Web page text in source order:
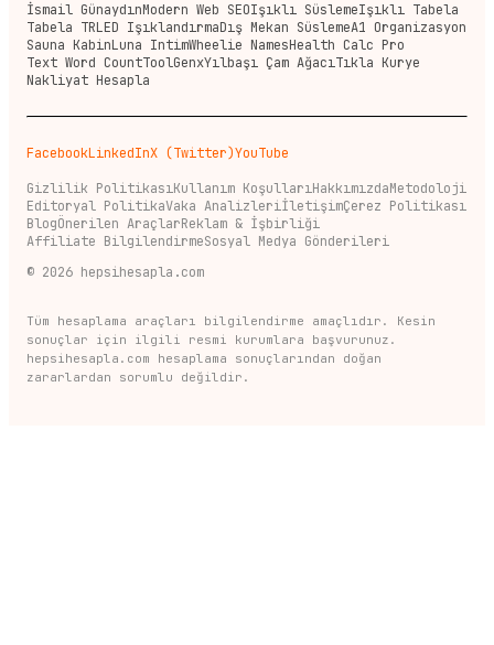
İsmail GünaydınModern Web SEOIşıklı SüslemeIşıklı Tabela
Tabela TRLED IşıklandırmaDış Mekan SüslemeA1 Organizasyon
Sauna KabinLuna IntimWheelie NamesHealth Calc Pro
Text Word CountToolGenxYılbaşı Çam AğacıTıkla Kurye
Nakliyat Hesapla
FacebookLinkedInX (Twitter)YouTube
Gizlilik PolitikasıKullanım KoşullarıHakkımızdaMetodoloji
Editoryal PolitikaVaka AnalizleriİletişimÇerez Politikası
BlogÖnerilen AraçlarReklam & İşbirliği
Affiliate BilgilendirmeSosyal Medya Gönderileri
© 2026 hepsihesapla.com
Tüm hesaplama araçları bilgilendirme amaçlıdır. Kesin
sonuçlar için ilgili resmi kurumlara başvurunuz.
hepsihesapla.com hesaplama sonuçlarından doğan
zararlardan sorumlu değildir.